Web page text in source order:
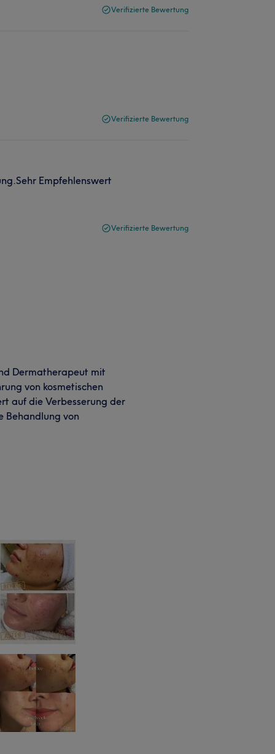
Verifizierte Bewertung
Verifizierte Bewertung
Empfehlenswert
Verifizierte Bewertung
Dermatherapeut mit
von kosmetischen
auf die Verbesserung der
Behandlung von